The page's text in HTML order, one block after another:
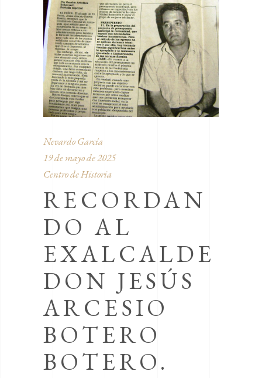
Nevardo García
19 de mayo de 2025
Centro de Historia
RECORDAN
DO AL
EXALCALDE
DON JESÚS
ARCESIO
BOTERO
BOTERO.